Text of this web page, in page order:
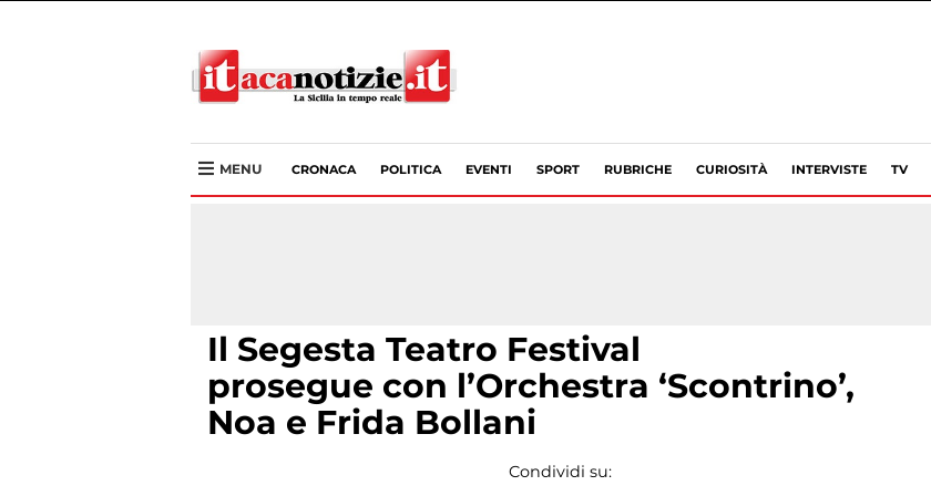
MENU CRONACA POLITICA EVENTI SPORT RUBRICHE CURIOSITÀ INTERVISTE TV
Il Segesta Teatro Festival
prosegue con l’Orchestra ‘Scontrino’,
Noa e Frida Bollani
Condividi su: